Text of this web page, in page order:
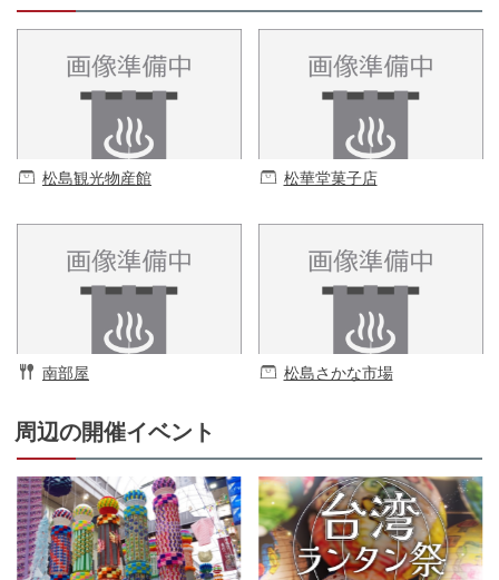
松島観光物産館 松華堂菓子店
南部屋 松島さかな市場
周辺の開催イベント